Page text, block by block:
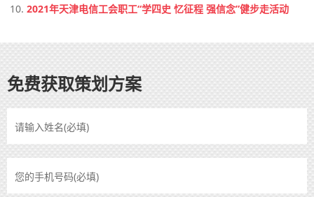
2021年天津电信工会职工“学四史 忆征程 强信念”健步走活动
免费获取策划方案